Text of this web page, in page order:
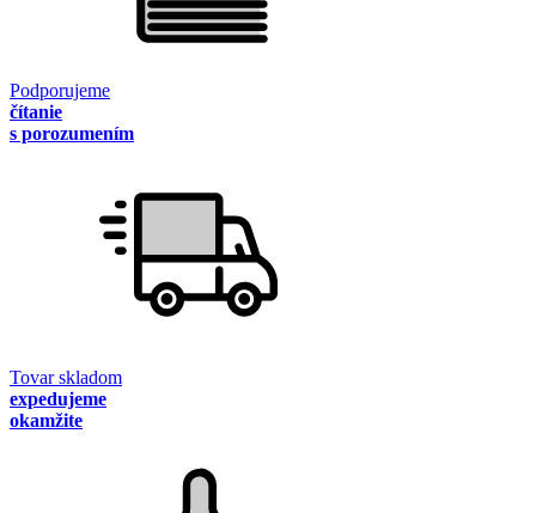
Podporujeme
čítanie
s porozumením
Tovar skladom
expedujeme
okamžite